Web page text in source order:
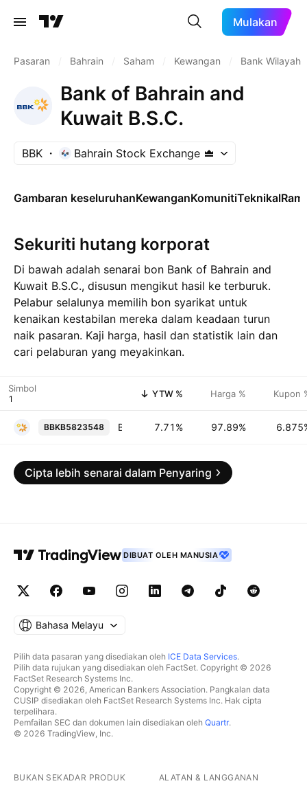
Mulakan
Pasaran Bahrain Saham Kewangan Bank Wilayah
Bank of Bahrain and
Kuwait B.S.C.
BBK Bahrain Stock Exchange
Gambaran keseluruhanKewanganKomunitiTeknikal
Sekuriti hutang korporat
Di bawah adalah senarai bon Bank of Bahrain and
Kuwait B.S.C., disusun mengikut hasil ke terburuk.
Pelabur selalunya memilih bon syarikat untuk
kenaikan kestabilan mereka dalam keadaan turun
naik pasaran. Kaji harga, hasil dan statistik lain dan
cari pelaburan yang meyakinkan.
Simbol YTW % Harga % Kupon
BBKB5823548 7.71% 97.89%
Cipta lebih senarai dalam Penyaring
DIBUAT OLEH MANUSIA
Bahasa Melayu
Pilih data pasaran yang disediakan oleh ICE Data Services.
Pilih data rujukan yang disediakan oleh FactSet. Copyright © 2026
FactSet Research Systems Inc.
Copyright © 2026, American Bankers Association. Pangkalan data
CUSIP disediakan oleh FactSet Research Systems Inc. Hak cipta
terpelihara.
Pemfailan SEC dan dokumen lain disediakan oleh Quartr.
© 2026 TradingView, Inc.
BUKAN SEKADAR PRODUK ALATAN & LANGGANAN